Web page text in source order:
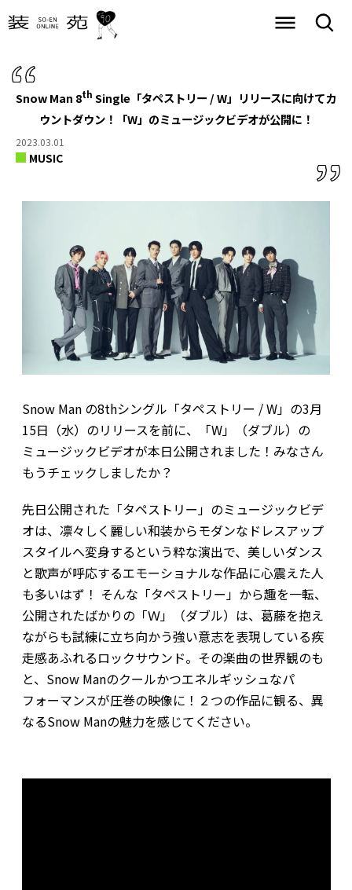
Snow Man 8th Single「タペストリー / W」リリースに向けてカ
ウントダウン！
「W」のミュージックビデオが公開に！
2023.03.01
MUSIC
Snow Man の8thシングル「タペストリー / W」の3月
15日（水）のリリースを前に、「W」（ダブル）の
ミュージックビデオが本日公開されました！みなさん
もうチェックしましたか？
先日公開された「タペストリー」のミュージックビデ
オは、凛々しく麗しい和装からモダンなドレスアップ
スタイルへ変身するという粋な演出で、美しいダンス
と歌声が呼応するエモーショナルな作品に心震えた人
も多いはず！ そんな「タペストリー」から趣を一転、
公開されたばかりの「Ｗ」（ダブル）は、葛藤を抱え
ながらも試練に立ち向かう強い意志を表現している疾
走感あふれるロックサウンド。その楽曲の世界観のも
と、Snow Manのクールかつエネルギッシュなパ
フォーマンスが圧巻の映像に！２つの作品に観る、異
なるSnow Manの魅力を感じてください。